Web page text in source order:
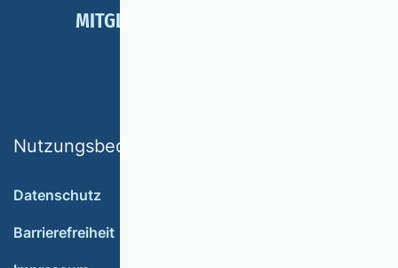
MITGLIED WERDEN
Nutzungsbedingungen
Datenschutz
Barrierefreiheit